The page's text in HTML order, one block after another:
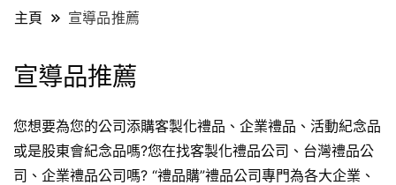
主頁 宣導品推薦
宣導品推薦
您想要為您的公司添購客製化禮品、企業禮品、活動紀念品
或是股東會紀念品嗎?您在找客製化禮品公司、台灣禮品公
司、企業禮品公司嗎? “禮品購”禮品公司專門為各大企業、